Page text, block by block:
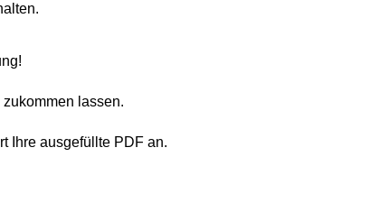
zukommen lassen.
Ihre ausgefüllte PDF an.